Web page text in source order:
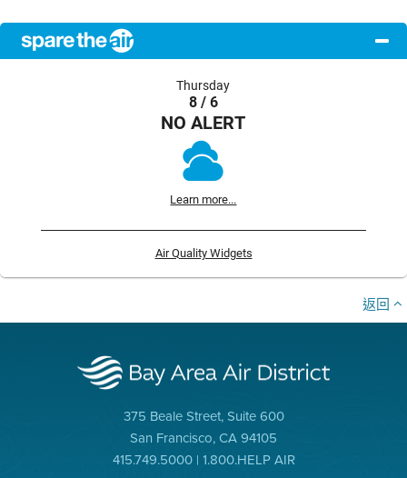
Thursday
8 / 6
NO ALERT
Learn more...
Air Quality Widgets
返回
375 Beale Street, Suite 600
San Francisco, CA 94105
415.749.5000 | 1.800.HELP AIR